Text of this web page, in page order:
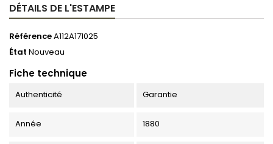
DÉTAILS DE L'ESTAMPE
RéférenceA112A171025
État Nouveau
Fiche technique
Authenticité Garantie
Année 1880